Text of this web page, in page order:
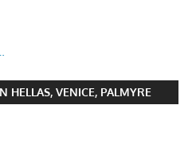
HELLAS, VENICE, PALMYRE